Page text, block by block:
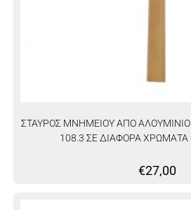
ΣΤΑΥΡΟΣ ΜΝΗΜΕΙΟΥ ΑΠΟ
108.3 ΣΕ ΔΙΑΦΟΡΑ ΧΡΩΜΑΤΑ
€27,00